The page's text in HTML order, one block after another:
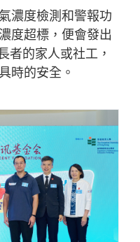
濃度檢測和警報功
度超標，便會發出
者的家人或社工，
時的安全。